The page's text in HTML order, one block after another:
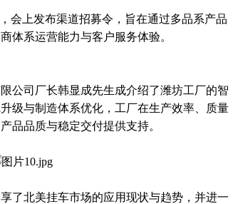
会上发布渠道招募令，旨在通过多品系产品
体系运营能力与客户服务体验。
公司厂长韩显成先生成介绍了潍坊工厂的智
级与制造体系优化，工厂在生产效率、质量
品品质与稳定交付提供支持。
了北美挂车市场的应用现状与趋势，并进一